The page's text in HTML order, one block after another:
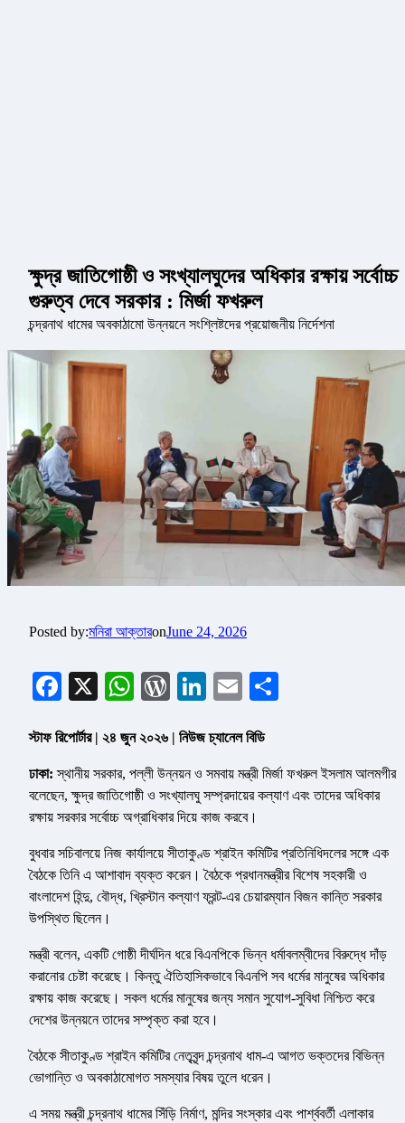
ক্ষুদ্র জাতিগোষ্ঠী ও সংখ্যালঘুদের অধিকার রক্ষায় সর্বোচ্চ
গুরুত্ব দেবে সরকার : মির্জা ফখরুল
চন্দ্রনাথ ধামের অবকাঠামো উন্নয়নে সংশ্লিষ্টদের প্রয়োজনীয় নির্দেশনা
Posted by:মনিরা আক্তারonJune 24, 2026
Facebook
X WhatsApp
WordPress
LinkedIn
Email
স্টাফ রিপোর্টার | ২৪ জুন ২০২৬ | নিউজ চ্যানেল বিডি
ঢাকা: স্থানীয় সরকার, পল্লী উন্নয়ন ও সমবায় মন্ত্রী মির্জা ফখরুল ইসলাম আলমগীর
বলেছেন, ক্ষুদ্র জাতিগোষ্ঠী ও সংখ্যালঘু সম্প্রদায়ের কল্যাণ এবং তাদের অধিকার
রক্ষায় সরকার সর্বোচ্চ অগ্রাধিকার দিয়ে কাজ করবে।
বুধবার সচিবালয়ে নিজ কার্যালয়ে সীতাকুণ্ড শ্রাইন কমিটির প্রতিনিধিদলের সঙ্গে এক
বৈঠকে তিনি এ আশাবাদ ব্যক্ত করেন। বৈঠকে প্রধানমন্ত্রীর বিশেষ সহকারী ও
বাংলাদেশ হিন্দু, বৌদ্ধ, খ্রিস্টান কল্যাণ ফ্রন্ট-এর চেয়ারম্যান বিজন কান্তি সরকার
উপস্থিত ছিলেন।
মন্ত্রী বলেন, একটি গোষ্ঠী দীর্ঘদিন ধরে বিএনপিকে ভিন্ন ধর্মাবলম্বীদের বিরুদ্ধে দাঁড়
করানোর চেষ্টা করেছে। কিন্তু ঐতিহাসিকভাবে বিএনপি সব ধর্মের মানুষের অধিকার
রক্ষায় কাজ করেছে। সকল ধর্মের মানুষের জন্য সমান সুযোগ-সুবিধা নিশ্চিত করে
দেশের উন্নয়নে তাদের সম্পৃক্ত করা হবে।
বৈঠকে সীতাকুণ্ড শ্রাইন কমিটির নেতৃবৃন্দ চন্দ্রনাথ ধাম-এ আগত ভক্তদের বিভিন্ন
ভোগান্তি ও অবকাঠামোগত সমস্যার বিষয় তুলে ধরেন।
এ সময় মন্ত্রী চন্দ্রনাথ ধামের সিঁড়ি নির্মাণ, মন্দির সংস্কার এবং পার্শ্ববর্তী এলাকার